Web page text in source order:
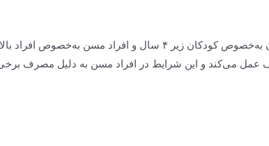
می‌کند و این شرایط در افراد مسن به دلیل مصرف برخی